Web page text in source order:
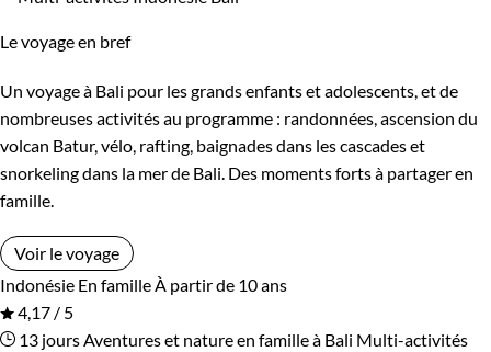
Le voyage en bref
Un voyage à Bali pour les grands enfants et adolescents, et de
nombreuses activités au programme : randonnées, ascension du
volcan Batur, vélo, rafting, baignades dans les cascades et
snorkeling dans la mer de Bali. Des moments forts à partager en
famille.
Voir le voyage
Indonésie En famille À partir de 10 ans
4,17 / 5
13 jours Aventures et nature en famille à Bali Multi-activités